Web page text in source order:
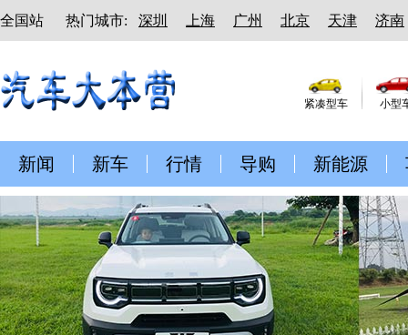
全国站 热门城市: 深圳 上海 广州 北京 天津 济南
紧凑型车 小型
新闻 新车 行情 导购 新能源